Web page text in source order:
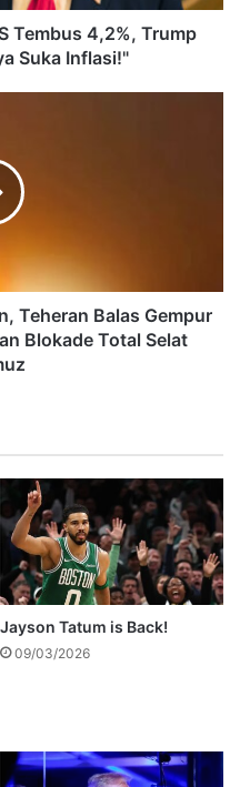
Tembus 4,2%, Trump
Suka Inflasi!"
Teheran Balas Gempur
Blokade Total Selat
Jayson Tatum is Back!
09/03/2026